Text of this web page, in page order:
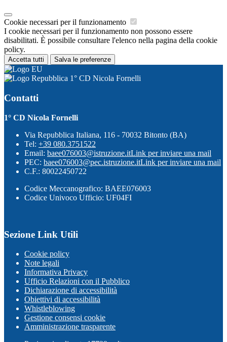
Cookie necessari per il funzionamento
I cookie necessari per il funzionamento non possono essere
disabilitati. È possibile consultare l'elenco nella pagina della cookie
policy.
Accetta tutti Salva le preferenze
1° CD Nicola Fornelli
Contatti
1° CD Nicola Fornelli
Via Repubblica Italiana, 116 - 70032 Bitonto (BA)
Tel: +39 080.3751522
Email: baee076003@istruzione.itLink per inviare una mail
PEC: baee076003@pec.istruzione.itLink per inviare una mail
C.F.: 80022450722
Codice Meccanografico: BAEE076003
Codice Univoco Ufficio: UF04FI
Sezione Link Utili
Cookie policy
Note legali
Informativa Privacy
Ufficio Relazioni con il Pubblico
Dichiarazione di accessibilità
Obiettivi di accessibilità
Whistleblowing
Gestione consensi cookie
Amministrazione trasparente